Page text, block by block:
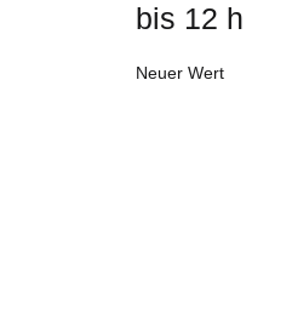
bis 12 h
Neuer Wert